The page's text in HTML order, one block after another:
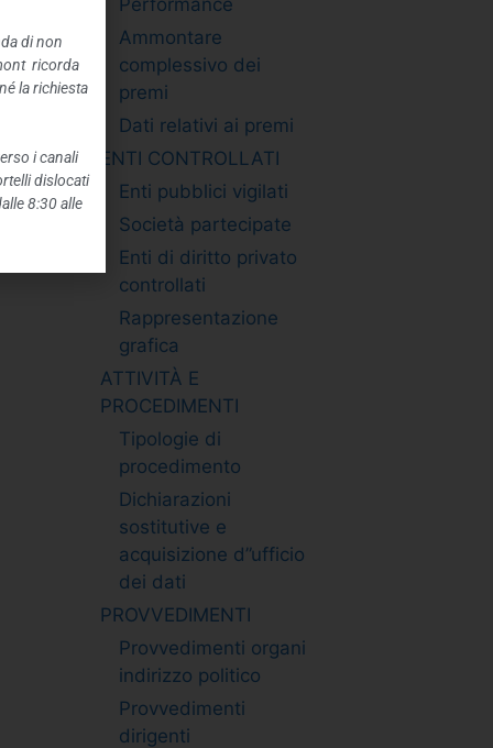
Ammontare
complessivo dei
premi
Dati relativi ai premi
ENTI CONTROLLATI
Enti pubblici vigilati
Società partecipate
Enti di diritto privato
controllati
Rappresentazione
grafica
ATTIVITÀ E
PROCEDIMENTI
Tipologie di
procedimento
Dichiarazioni
sostitutive e
acquisizione d”ufficio
dei dati
PROVVEDIMENTI
Provvedimenti organi
indirizzo politico
Provvedimenti
dirigenti
di non
ricorda
la richiesta
i canali
dislocati
8:30 alle